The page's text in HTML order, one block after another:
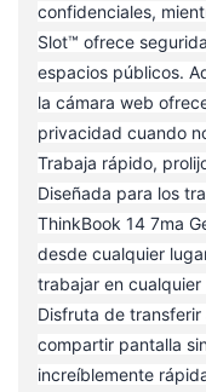
confidenciales,
Slot™ ofrece
espacios públicos.
la cámara web
privacidad cuando
Trabaja rápido,
Diseñada para los
ThinkBook 14 7ma
desde cualquier
trabajar en
Disfruta de
compartir pantalla
increíblemente